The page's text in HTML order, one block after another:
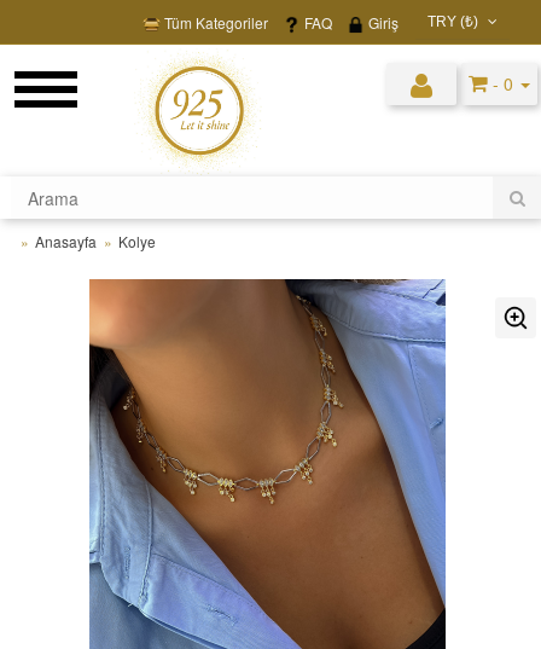
TRY (₺)
EUR (€)
Tüm Kategoriler FAQ Giriş
- 0
Anasayfa Kolye